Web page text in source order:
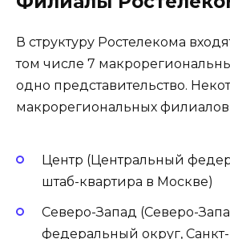
В структуру Ростелекома
том числе 7
одно представительство.
макрорегиональных
Центр (Центральный
штаб-квартира в Москве)
Северо-Запад (Северо-
федеральный округ,